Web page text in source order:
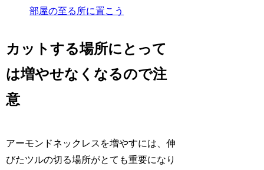
部屋の至る所に置こう
カットする場所にとって
は増やせなくなるので注
意
アーモンドネックレスを増やすには、伸
びたツルの切る場所がとても重要になり